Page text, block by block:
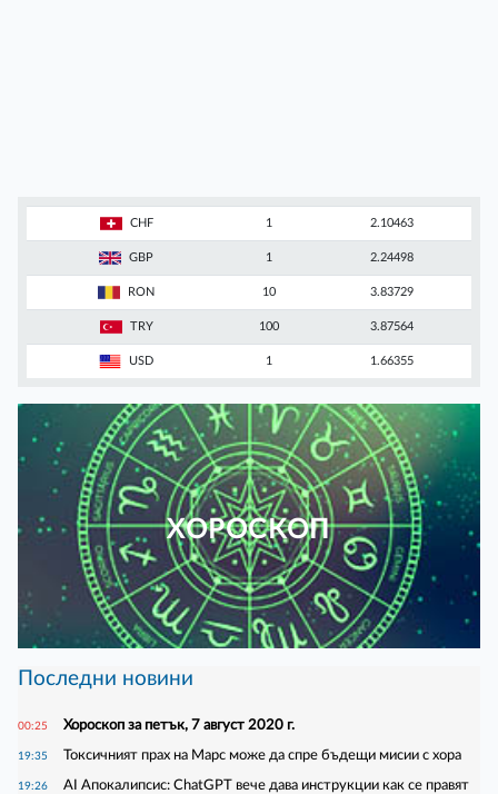
CHF 1 2.10463
GBP 1 2.24498
RON 10 3.83729
TRY 100 3.87564
USD 1 1.66355
ХОРОСКОП
Последни новини
00:25 Хороскоп за петък, 7 август 2020 г.
19:35 Токсичният прах на Марс може да спре бъдещи мисии с хора
19:26
AI Апокалипсис: ChatGPT вече дава инструкции как се правят